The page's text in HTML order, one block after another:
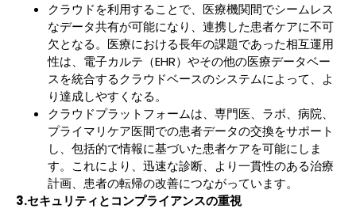
クラウドを利用することで、医療機関間でシームレス
なデータ共有が可能になり、連携した患者ケアに不可
欠となる。医療における長年の課題であった相互運用
性は、電子カルテ（EHR）やその他の医療データベー
スを統合するクラウドベースのシステムによって、よ
り達成しやすくなる。
クラウドプラットフォームは、専門医、ラボ、病院、
プライマリケア医間での患者データの交換をサポート
し、包括的で情報に基づいた患者ケアを可能にしま
す。これにより、迅速な診断、より一貫性のある治療
計画、患者の転帰の改善につながっています。
3.セキュリティとコンプライアンスの重視